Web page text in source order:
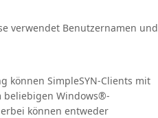
verwendet Benutzernamen und
können SimpleSYN-Clients mit
beliebigen Windows®-
können entweder